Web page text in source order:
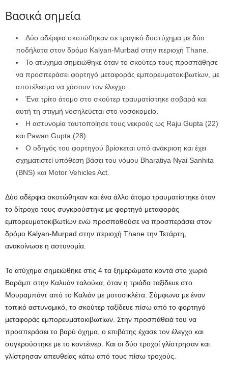
Βασικά σημεία
Δύο αδέρφια σκοτώθηκαν σε τραγικό δυστύχημα με δύο
ποδήλατα στον δρόμο Kalyan-Murbad στην περιοχή Thane.
Το ατύχημα σημειώθηκε όταν το σκούτερ τους προσπάθησε
να προσπεράσει φορτηγό μεταφοράς εμπορευματοκιβωτίων, με
αποτέλεσμα να χάσουν τον έλεγχο.
Ένα τρίτο άτομο στο σκούτερ τραυματίστηκε σοβαρά και
αυτή τη στιγμή νοσηλεύεται στο νοσοκομείο.
Η αστυνομία ταυτοποίησε τους νεκρούς ως Raju Gupta (22)
και Pawan Gupta (28).
Ο οδηγός του φορτηγού βρίσκεται υπό ανάκριση και έχει
σχηματιστεί υπόθεση βάσει του νόμου Bharatiya Nyai Sanhita
(BNS) και Motor Vehicles Act.
Δύο αδέρφια σκοτώθηκαν και ένα άλλο άτομο τραυματίστηκε όταν
το δίτροχο τους συγκρούστηκε με φορτηγό μεταφοράς
εμπορευματοκιβωτίων ενώ προσπαθούσε να προσπεράσει στον
δρόμο Kalyan-Murpad στην περιοχή Thane την Τετάρτη,
ανακοίνωσε η αστυνομία.
Το ατύχημα σημειώθηκε στις 4 τα ξημερώματα κοντά στο χωριό
Βαράμπ στην Καλυάν ταλούκα, όταν η τριάδα ταξίδευε στο
Μουραμπάντ από το Καλιάν με μοτοσικλέτα. Σύμφωνα με έναν
τοπικό αστυνομικό, το σκούτερ ταξίδευε πίσω από το φορτηγό
μεταφοράς εμπορευματοκιβωτίων. Στην προσπάθειά του να
προσπεράσει το βαρύ όχημα, ο επιβάτης έχασε τον έλεγχο και
συγκρούστηκε με το κοντέινερ. Και οι δύο τροχοί γλίστρησαν και
γλίστρησαν απευθείας κάτω από τους πίσω τροχούς.